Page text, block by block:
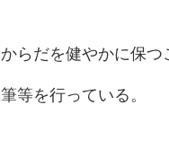
らだを健やかに保つ
等を行っている。